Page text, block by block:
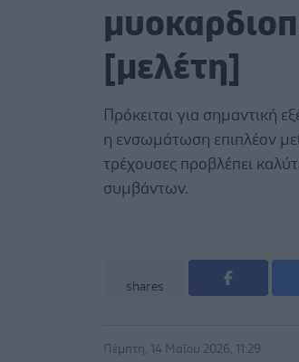
[μελέτη]
Πρόκειται για σημαντική
η ενσωμάτωση επιπλέον
τρέχουσες προβλέπει
συμβάντων.
shares
Πέμπτη, 14 Μαΐου 2026, 11:29